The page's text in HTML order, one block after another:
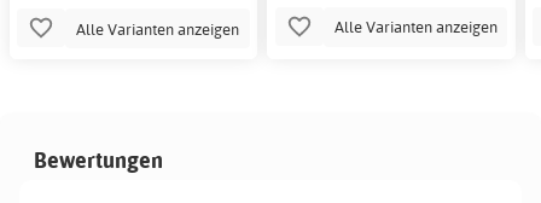
Alle Varianten anzeigen Alle Varianten anzeigen
Bewertungen